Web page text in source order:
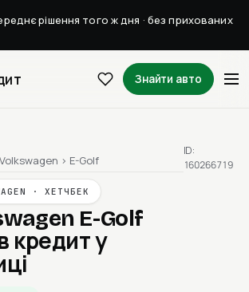
рішення того ж дня · без прихованих
Знайти авто
Volkswagen › E-Golf
· ХЕТЧБЕК
E-Golf
кредит у
ID:
160266719